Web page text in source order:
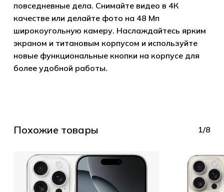
повседневные дела. Снимайте видео в 4К
качестве или делайте фото на 48 Мп
широкоугольную камеру. Наслаждайтесь ярким
экраном и титановым корпусом и используйте
новые функциональные кнопки на корпусе для
более удобной работы.
Похожие товары 1/8